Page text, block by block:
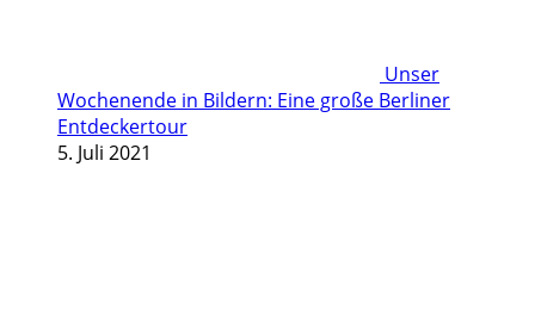
Unser
Wochenende in Bildern: Eine große Berliner
Entdeckertour
5. Juli 2021